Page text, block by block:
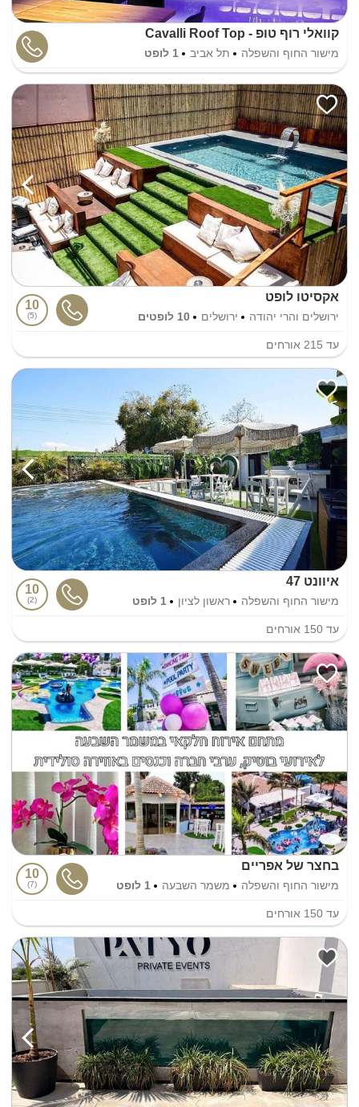
קוואלי רוף טופ - Cavalli Roof Top
מישור החוף והשפלה תל אביב 1 לופט
אקסיטו לופט
ירושלים והרי יהודה ירושלים 10 לופטים
10
5
עד 215 אורחים
איוונט 47
מישור החוף והשפלה ראשון לציון 1 לופט
10
2
עד 150 אורחים
בחצר של אפריים
מישור החוף והשפלה משמר השבעה 1 לופט
10
7
עד 150 אורחים